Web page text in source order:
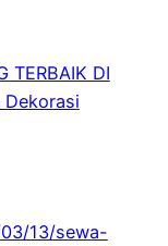
TERBAIK DI
Dekorasi
13/sewa-